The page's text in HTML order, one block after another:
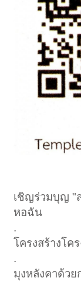
เชิญร่วมบุญ "
หอฉัน
.
โครงสร้างโค
.
มุงหลังคาด้ว